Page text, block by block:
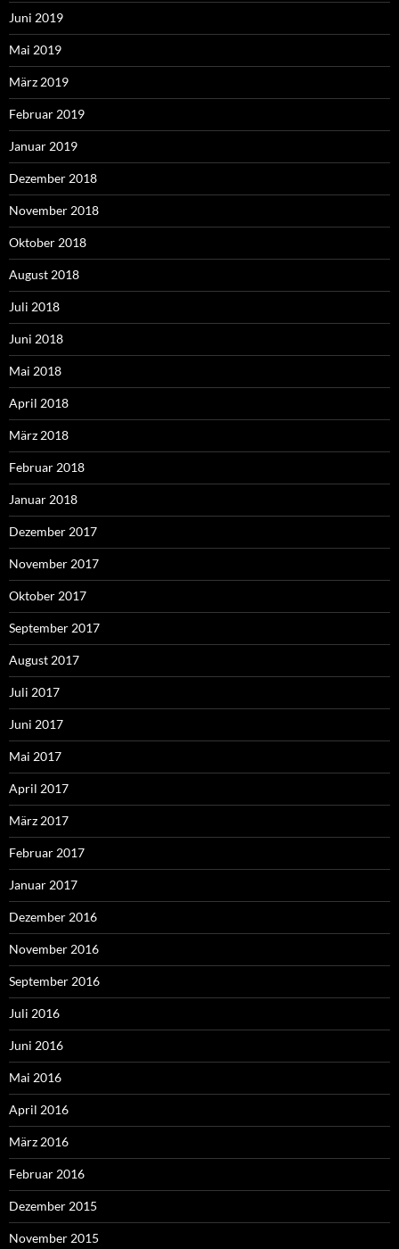
Juni 2019
Mai 2019
März 2019
Februar 2019
Januar 2019
Dezember 2018
November 2018
Oktober 2018
August 2018
Juli 2018
Juni 2018
Mai 2018
April 2018
März 2018
Februar 2018
Januar 2018
Dezember 2017
November 2017
Oktober 2017
September 2017
August 2017
Juli 2017
Juni 2017
Mai 2017
April 2017
März 2017
Februar 2017
Januar 2017
Dezember 2016
November 2016
September 2016
Juli 2016
Juni 2016
Mai 2016
April 2016
März 2016
Februar 2016
Dezember 2015
November 2015